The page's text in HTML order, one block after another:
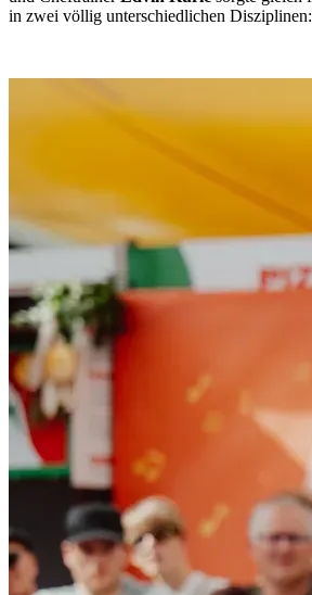
in zwei völlig unterschiedlichen Disziplinen: